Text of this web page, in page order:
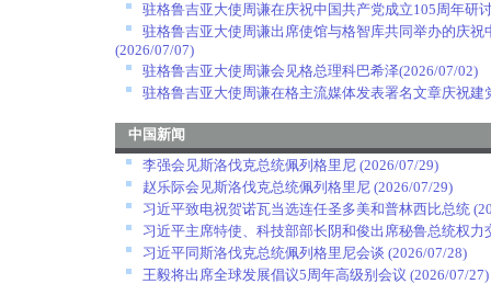
驻格鲁吉亚大使周谦在庆祝中国共产党成立105周年研
驻格鲁吉亚大使周谦出席使馆与格智库共同举办的庆
(2026/07/07)
驻格鲁吉亚大使周谦会见格总理科巴希泽(2026/07/02)
驻格鲁吉亚大使周谦在格主流媒体发表署名文章庆祝建
中国新闻
李强会见斯洛伐克总统佩列格里尼 (2026/07/29)
赵乐际会见斯洛伐克总统佩列格里尼 (2026/07/29)
习近平致电祝贺诺瓦当选连任圣多美和普林西比总统
习近平主席特使、科技部部长阴和俊出席秘鲁总统权力
习近平同斯洛伐克总统佩列格里尼会谈 (2026/07/28)
王毅将出席全球发展倡议5周年高级别会议 (2026/07/27)